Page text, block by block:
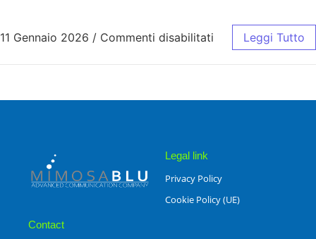
11 Gennaio 2026 / Commenti disabilitati Leggi Tutto
Legal link
Privacy Policy
Cookie Policy (UE)
Contact